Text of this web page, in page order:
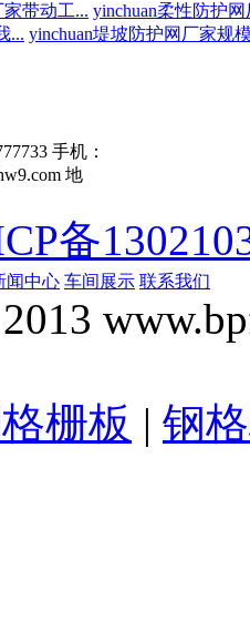
带动工... yinchuan柔性防护
... yinchuan堤坡防护网厂家规
手机：
地
备
闻中心 车间展示 联系我们
栅板 | 钢